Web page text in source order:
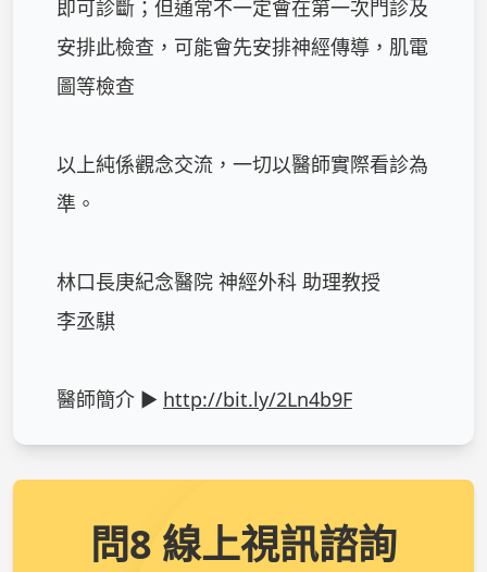
即可診斷；但通常不一定會在第一次門診及
安排此檢查，可能會先安排神經傳導，肌電
圖等檢查
以上純係觀念交流，一切以醫師實際看診為
準。
林口長庚紀念醫院 神經外科 助理教授
李丞騏
醫師簡介 ► http://bit.ly/2Ln4b9F
問8 線上視訊諮詢